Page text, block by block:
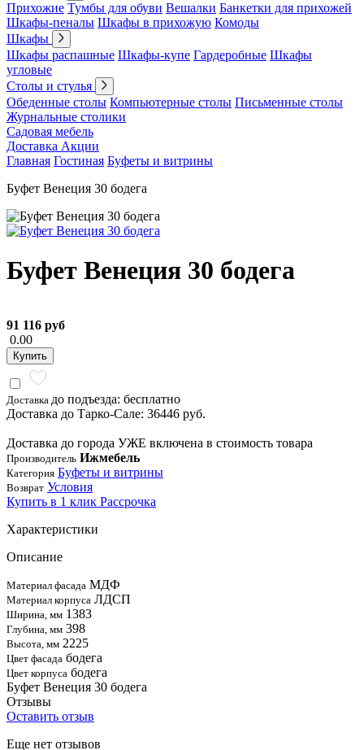
Прихожие Тумбы для обуви Вешалки Банкетки для прихожей
Шкафы-пеналы Шкафы в прихожую Комоды
Шкафы
Шкафы распашные Шкафы-купе Гардеробные Шкафы
угловые
Столы и стулья
Обеденные столы Компьютерные столы Письменные столы
Журнальные столики
Садовая мебель
Доставка Акции
Главная Гостиная Буфеты и витрины
Буфет Венеция 30 бодега
Буфет Венеция 30 бодега
91 116 руб
0.00
Купить
Доставка до подъезда: бесплатно
Доставка до Тарко-Сале: 36446 руб.
Доставка до города УЖЕ включена в стоимость товара
Производитель Ижмебель
Категория Буфеты и витрины
Возврат Условия
Купить в 1 клик Рассрочка
Характеристики
Описание
Материал фасада МДФ
Материал корпуса ЛДСП
Ширина, мм 1383
Глубина, мм 398
Высота, мм 2225
Цвет фасада бодега
Цвет корпуса бодега
Буфет Венеция 30 бодега
Отзывы
Оставить отзыв
Еще нет отзывов